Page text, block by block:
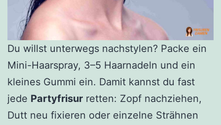
Du willst unterwegs nachstylen? Packe ein
Mini-Haarspray, 3–5 Haarnadeln und ein
kleines Gummi ein. Damit kannst du fast
jede Partyfrisur retten: Zopf nachziehen,
Dutt neu fixieren oder einzelne Strähnen